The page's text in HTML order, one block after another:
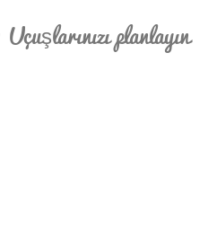
Uçuşlarınızı planlayın